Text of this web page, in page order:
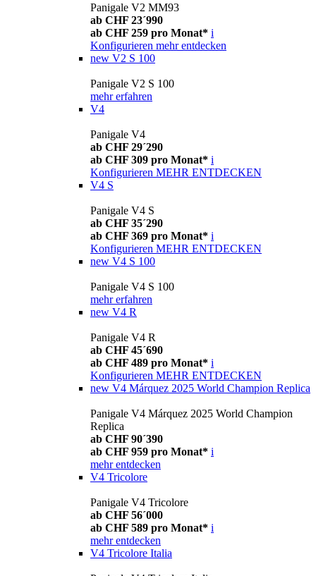
Panigale V2 MM93
ab CHF 23´990
ab CHF 259 pro Monat* i
Konfigurieren mehr entdecken
new V2 S 100
Panigale V2 S 100
mehr erfahren
V4
Panigale V4
ab CHF 29´290
ab CHF 309 pro Monat* i
Konfigurieren MEHR ENTDECKEN
V4 S
Panigale V4 S
ab CHF 35´290
ab CHF 369 pro Monat* i
Konfigurieren MEHR ENTDECKEN
new V4 S 100
Panigale V4 S 100
mehr erfahren
new V4 R
Panigale V4 R
ab CHF 45´690
ab CHF 489 pro Monat* i
Konfigurieren MEHR ENTDECKEN
new V4 Márquez 2025 World Champion Replica
Panigale V4 Márquez 2025 World Champion
Replica
ab CHF 90´390
ab CHF 959 pro Monat* i
mehr entdecken
V4 Tricolore
Panigale V4 Tricolore
ab CHF 56´000
ab CHF 589 pro Monat* i
mehr entdecken
V4 Tricolore Italia